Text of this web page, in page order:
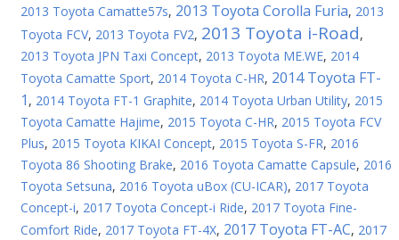
2013 Toyota Camatte57s, 2013 Toyota Corolla Furia, 2013
Toyota FCV, 2013 Toyota FV2, 2013 Toyota i-Road,
2013 Toyota JPN Taxi Concept, 2013 Toyota ME.WE, 2014
Toyota Camatte Sport, 2014 Toyota C-HR, 2014 Toyota FT-
1 , 2014 Toyota FT-1 Graphite, 2014 Toyota Urban Utility, 2015
Toyota Camatte Hajime, 2015 Toyota C-HR, 2015 Toyota FCV
Plus, 2015 Toyota KIKAI Concept, 2015 Toyota S-FR, 2016
Toyota 86 Shooting Brake, 2016 Toyota Camatte Capsule, 2016
Toyota Setsuna, 2016 Toyota uBox (CU-ICAR), 2017 Toyota
Concept-i, 2017 Toyota Concept-i Ride, 2017 Toyota Fine-
Comfort Ride, 2017 Toyota FT-4X, 2017 Toyota FT-AC, 2017